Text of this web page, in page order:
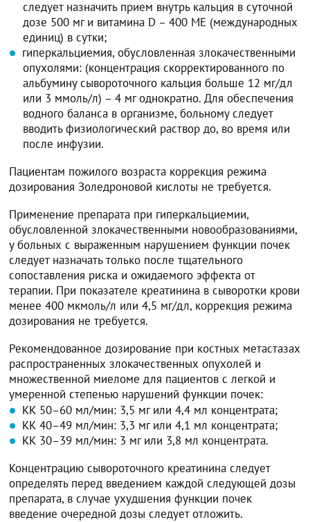
следует назначить прием внутрь кальция в суточной
дозе 500 мг и витамина D – 400 ME (международных
единиц) в сутки;
гиперкальциемия, обусловленная злокачественными
опухолями: (концентрация скорректированного по
альбумину сывороточного кальция больше 12 мг/дл
или 3 ммоль/л) – 4 мг однократно. Для обеспечения
водного баланса в организме, больному следует
вводить физиологический раствор до, во время или
после инфузии.
Пациентам пожилого возраста коррекция режима
дозирования Золедроновой кислоты не требуется.
Применение препарата при гиперкальциемии,
обусловленной злокачественными новообразованиями,
у больных с выраженным нарушением функции почек
следует назначать только после тщательного
сопоставления риска и ожидаемого эффекта от
терапии. При показателе креатинина в сыворотки крови
менее 400 мкмоль/л или 4,5 мг/дл, коррекция режима
дозирования не требуется.
Рекомендованное дозирование при костных метастазах
распространенных злокачественных опухолей и
множественной миеломе для пациентов с легкой и
умеренной степенью нарушений функции почек:
КК 50–60 мл/мин: 3,5 мг или 4,4 мл концентрата;
КК 40–49 мл/мин: 3,3 мг или 4,1 мл концентрата;
КК 30–39 мл/мин: 3 мг или 3,8 мл концентрата.
Концентрацию сывороточного креатинина следует
определять перед введением каждой следующей дозы
препарата, в случае ухудшения функции почек
введение очередной дозы следует отложить.